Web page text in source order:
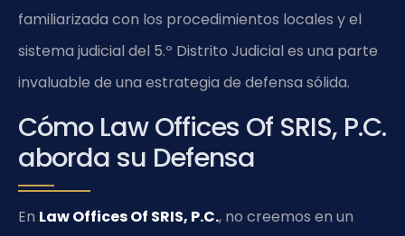
familiarizada con los procedimientos locales y el
sistema judicial del 5.º Distrito Judicial es una parte
invaluable de una estrategia de defensa sólida.
Cómo Law Offices Of SRIS, P.C.
aborda su Defensa
En Law Offices Of SRIS, P.C., no creemos en un